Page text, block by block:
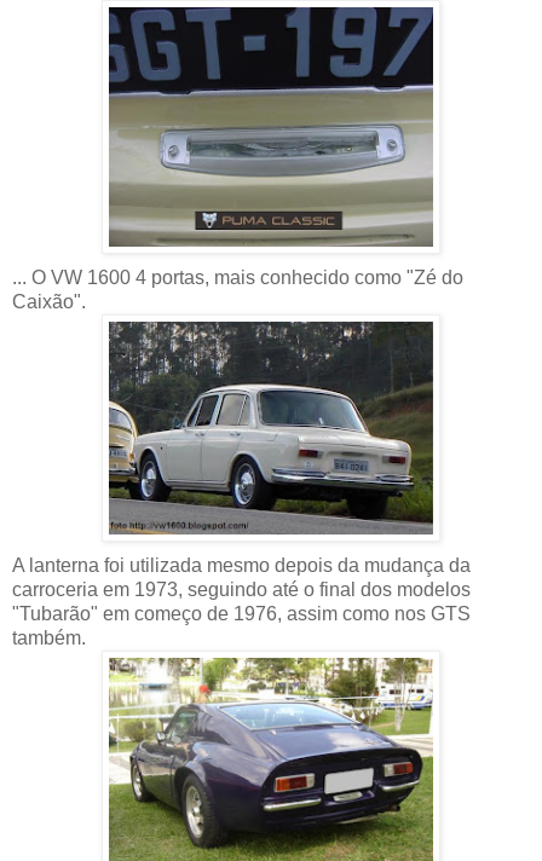
... O VW 1600 4 portas, mais conhecido como "Zé do
Caixão".
A lanterna foi utilizada mesmo depois da mudança da
carroceria em 1973, seguindo até o final dos modelos
"Tubarão" em começo de 1976, assim como nos GTS
também.